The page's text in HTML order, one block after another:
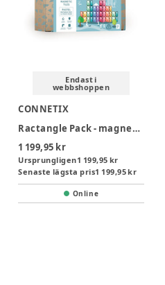
Endast i
webbshoppen
CONNETIX
Ractangle Pack - magnetsæt 24 dele - pastel
1 199,95 kr
Ursprungligen1 199,95 kr
Senaste lägsta pris1 199,95 kr
Online